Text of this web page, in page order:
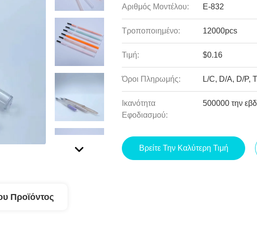
Αριθμός Μοντέλου: Ε-832
Τροποποιημένο: 12000pcs
Τιμή: $0.16
Όροι Πληρωμής: L/C, D/A, D/P,
Ικανότητα
Εφοδιασμού:
500000 την
Βρείτε Την Καλύτερη Τιμή
Προϊόντος